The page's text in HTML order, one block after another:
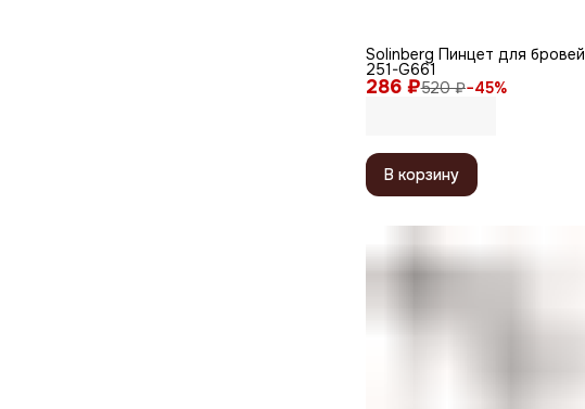
286 ₽520 ₽−45%
Solinberg Пинцет для бровей
251-G661
В корзину